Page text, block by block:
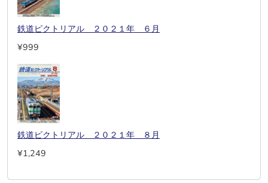
鉄道ピクトリアル ２０２１年 ６月
¥999
鉄道ピクトリアル ２０２１年 ８月
¥1,249